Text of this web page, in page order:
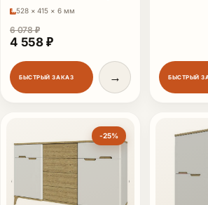
528 × 415 × 6 мм
6 078₽
Первоначальная цена
4 558 ₽Текущая цена: 4 558 ₽.
БЫСТРЫЙ ЗАКАЗ → БЫСТРЫЙ
-25%